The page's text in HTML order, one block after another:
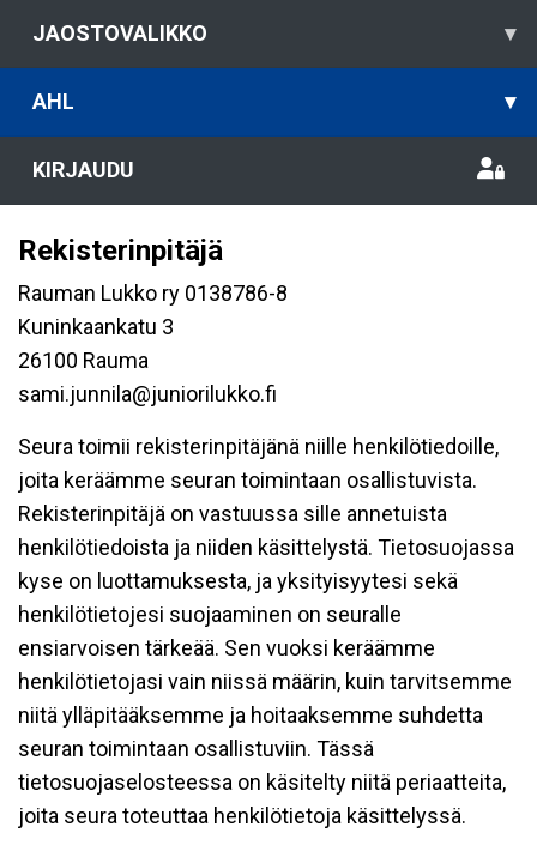
JAOSTOVALIKKO ▾
AHL ▾
KIRJAUDU
Rekisterinpitäjä
Rauman Lukko ry 0138786-8
Kuninkaankatu 3
26100 Rauma
sami.junnila@juniorilukko.fi
Seura toimii rekisterinpitäjänä niille henkilötiedoille,
joita keräämme seuran toimintaan osallistuvista.
Rekisterinpitäjä on vastuussa sille annetuista
henkilötiedoista ja niiden käsittelystä. Tietosuojassa
kyse on luottamuksesta, ja yksityisyytesi sekä
henkilötietojesi suojaaminen on seuralle
ensiarvoisen tärkeää. Sen vuoksi keräämme
henkilötietojasi vain niissä määrin, kuin tarvitsemme
niitä ylläpitääksemme ja hoitaaksemme suhdetta
seuran toimintaan osallistuviin. Tässä
tietosuojaselosteessa on käsitelty niitä periaatteita,
joita seura toteuttaa henkilötietoja käsittelyssä.